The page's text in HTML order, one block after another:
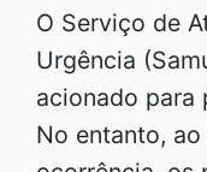
O Serviço de
Urgência
acionado para
No entanto,